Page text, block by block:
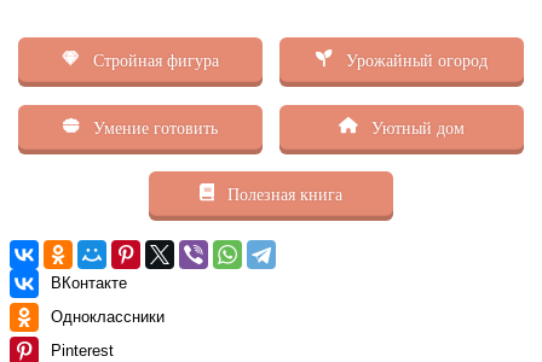
Стройная фигура Урожайный огород
Умение готовить Уютный дом
Полезная книга
ВКонтакте
Одноклассники
Pinterest